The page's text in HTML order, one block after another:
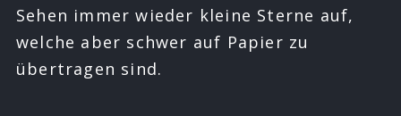
Sehen immer wieder kleine Sterne auf,
welche aber schwer auf Papier zu
übertragen sind.